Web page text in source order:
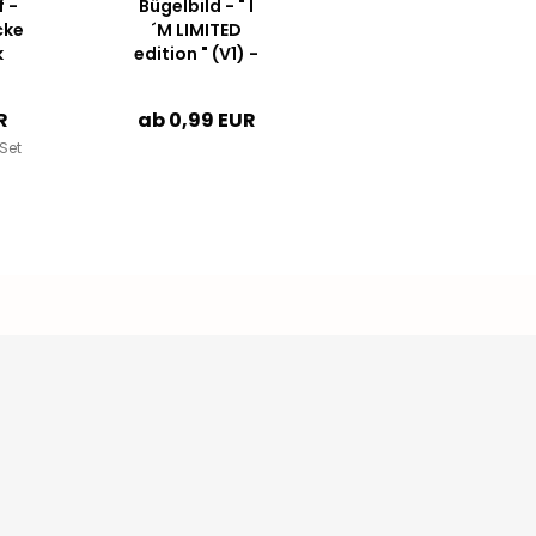
-
Bügelbild - " I
´M LIMITED
edition " (V1) -
ab 0,99 EUR